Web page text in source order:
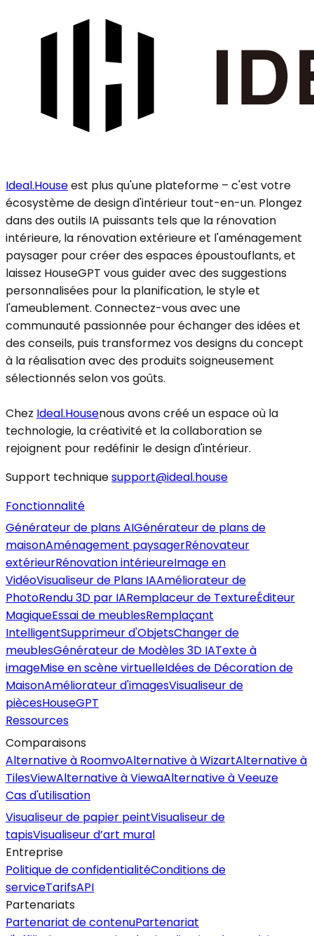
Ideal.Houseest plus qu'une plateforme – c'est votre
écosystème de design d'intérieur tout-en-un. Plongez
dans des outils IA puissants tels que la rénovation
intérieure, la rénovation extérieure et l'aménagement
paysager pour créer des espaces époustouflants, et
laissez HouseGPT vous guider avec des suggestions
personnalisées pour la planification, le style et
l'ameublement. Connectez-vous avec une
communauté passionnée pour échanger des idées et
des conseils, puis transformez vos designs du concept
à la réalisation avec des produits soigneusement
sélectionnés selon vos goûts.
Chez Ideal.Housenous avons créé un espace où la
technologie, la créativité et la collaboration se
rejoignent pour redéfinir le design d'intérieur.
Support techniquesupport@ideal.house
Fonctionnalité
Générateur de plans AIGénérateur de plans de
maisonAménagement paysagerRénovateur
extérieurRénovation intérieureImage en
VidéoVisualiseur de Plans IAAméliorateur de
PhotoRendu 3D par IARemplaceur de TextureÉditeur
MagiqueEssai de meublesRemplaçant
IntelligentSupprimeur d'ObjetsChanger de
meublesGénérateur de Modèles 3D IATexte à
imageMise en scène virtuelleIdées de Décoration de
MaisonAméliorateur d'imagesVisualiseur de
piècesHouseGPT
Ressources
Comparaisons
Alternative à RoomvoAlternative à WizartAlternative à
TilesViewAlternative à ViewaAlternative à Veeuze
Cas d'utilisation
Visualiseur de papier peintVisualiseur de
tapisVisualiseur d’art mural
Entreprise
Politique de confidentialitéConditions de
serviceTarifsAPI
Partenariats
Partenariat de contenuPartenariat